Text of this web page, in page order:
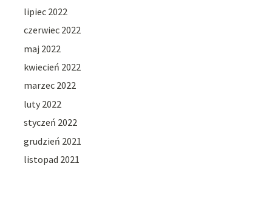
lipiec 2022
czerwiec 2022
maj 2022
kwiecień 2022
marzec 2022
luty 2022
styczeń 2022
grudzień 2021
listopad 2021